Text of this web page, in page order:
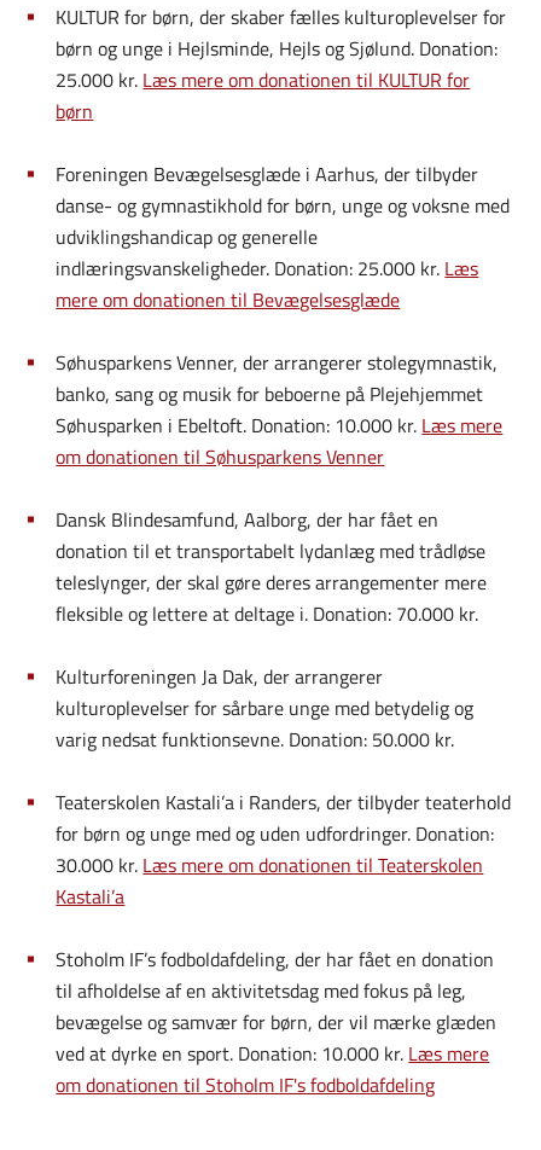
KULTUR for børn, der skaber fælles kulturoplevelser for
børn og unge i Hejlsminde, Hejls og Sjølund. Donation:
25.000 kr. Læs mere om donationen til KULTUR for
børn
Foreningen Bevægelsesglæde i Aarhus, der tilbyder
danse- og gymnastikhold for børn, unge og voksne med
udviklingshandicap og generelle
indlæringsvanskeligheder. Donation: 25.000 kr. Læs
mere om donationen til Bevægelsesglæde
Søhusparkens Venner, der arrangerer stolegymnastik,
banko, sang og musik for beboerne på Plejehjemmet
Søhusparken i Ebeltoft. Donation: 10.000 kr. Læs mere
om donationen til Søhusparkens Venner
Dansk Blindesamfund, Aalborg, der har fået en
donation til et transportabelt lydanlæg med trådløse
teleslynger, der skal gøre deres arrangementer mere
fleksible og lettere at deltage i. Donation: 70.000 kr.
Kulturforeningen Ja Dak, der arrangerer
kulturoplevelser for sårbare unge med betydelig og
varig nedsat funktionsevne. Donation: 50.000 kr.
Teaterskolen Kastali’a i Randers, der tilbyder teaterhold
for børn og unge med og uden udfordringer. Donation:
30.000 kr. Læs mere om donationen til Teaterskolen
Kastali’a
Stoholm IF’s fodboldafdeling, der har fået en donation
til afholdelse af en aktivitetsdag med fokus på leg,
bevægelse og samvær for børn, der vil mærke glæden
ved at dyrke en sport. Donation: 10.000 kr. Læs mere
om donationen til Stoholm IF's fodboldafdeling